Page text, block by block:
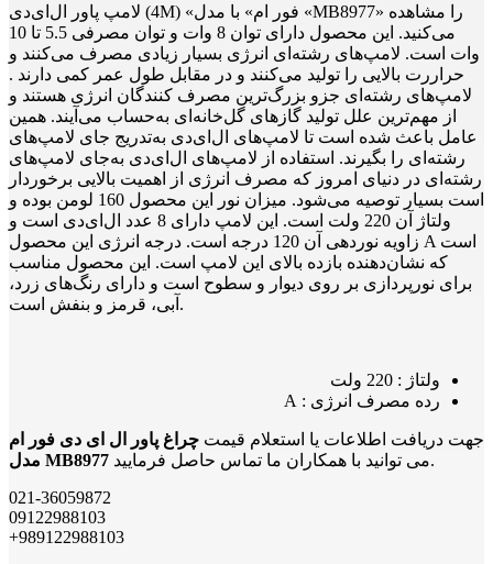
لامپ پاور ال‌ای‌دی (4M) «فور ام» با مدل «MB8977» را مشاهده
می‌کنید. این محصول دارای توان 8 وات و توان مصرفی 5.5 تا 10
وات است. لامپ‌های رشته‌ای انرژی بسیار زیادی مصرف می‌کنند و
حراررت بالایی را تولید می‌کنند و در مقابل طول عمر کمی دارند .
لامپ‌های رشته‌ای جزو بزرگ‌ترین مصرف کنندگان انرژی هستند و
از مهم‌ترین علل تولید گازهای گل‌خانه‌ای به‌حساب می‌آیند. همین
عامل باعث شده است تا لامپ‌های ال‌ای‌دی به‌تدریج جای لامپ‌های
رشته‌ای را بگیرند. استفاده از لامپ‌های ال‌ای‌دی به‌جای لامپ‌های
رشته‌ای در دنیای امروز که مصرف انرژی از اهمیت بالایی برخوردار
است بسیار توصیه می‌شود. میزان نور این محصول 160 لومن بوده و
ولتاژ آن 220 ولت است. این لامپ دارای 8 عدد ال‌ای‌دی است و
زاویه نوردهی آن 120 درجه است. درجه انرژی این محصول A است
که نشان‌دهنده بازده بالای این لامپ است. این محصول مناسب
برای نورپردازی بر روی دیوار و سطوح است و دارای رنگ‌های زرد،
آبی، قرمز و بنفش است.
ولتاژ : 220 ولت
رده مصرف انرژی : A
جهت دریافت اطلاعات یا استعلام قیمت چراغ پاور ال ای دی فور ام
مدل MB8977
می توانید با همکاران ما تماس حاصل فرمایید.
021-36059872
09122988103
+989122988103